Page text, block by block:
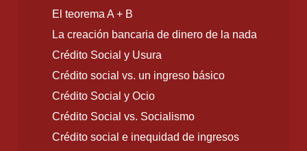
El teorema A + B
La creación bancaria de dinero de la nada
Crédito Social y Usura
Crédito social vs. un ingreso básico
Crédito Social y Ocio
Crédito Social vs. Socialismo
Crédito social e inequidad de ingresos